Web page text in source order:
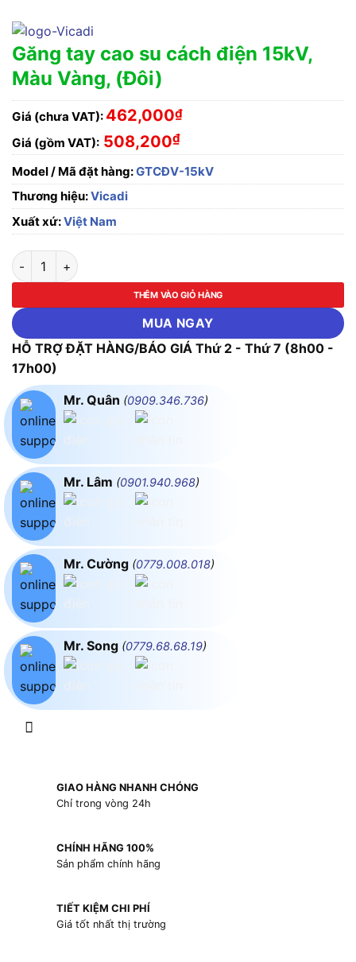
Găng tay cao su cách điện 15kV,
Màu Vàng, (Đôi)
Giá (chưa VAT): 462,000₫
Giá (gồm VAT): 508,200₫
Model / Mã đặt hàng:GTCĐV-15kV
Thương hiệu:Vicadi
Xuất xứ:Việt Nam
Găng tay cao su cách điện 15kV, Màu Vàng, (Đôi) số lượng
THÊM VÀO GIỎ HÀNG
MUA NGAY
HỖ TRỢ ĐẶT HÀNG/BÁO GIÁ Thứ 2 - Thứ 7 (8h00 -
17h00)
Mr. Quân (0909.346.736)
Mr. Lâm (0901.940.968)
Mr. Cường (0779.008.018)
Mr. Song (0779.68.68.19)
GIAO HÀNG NHANH CHÓNG
Chỉ trong vòng 24h
CHÍNH HÃNG 100%
Sản phẩm chính hãng
TIẾT KIỆM CHI PHÍ
Giá tốt nhất thị trường